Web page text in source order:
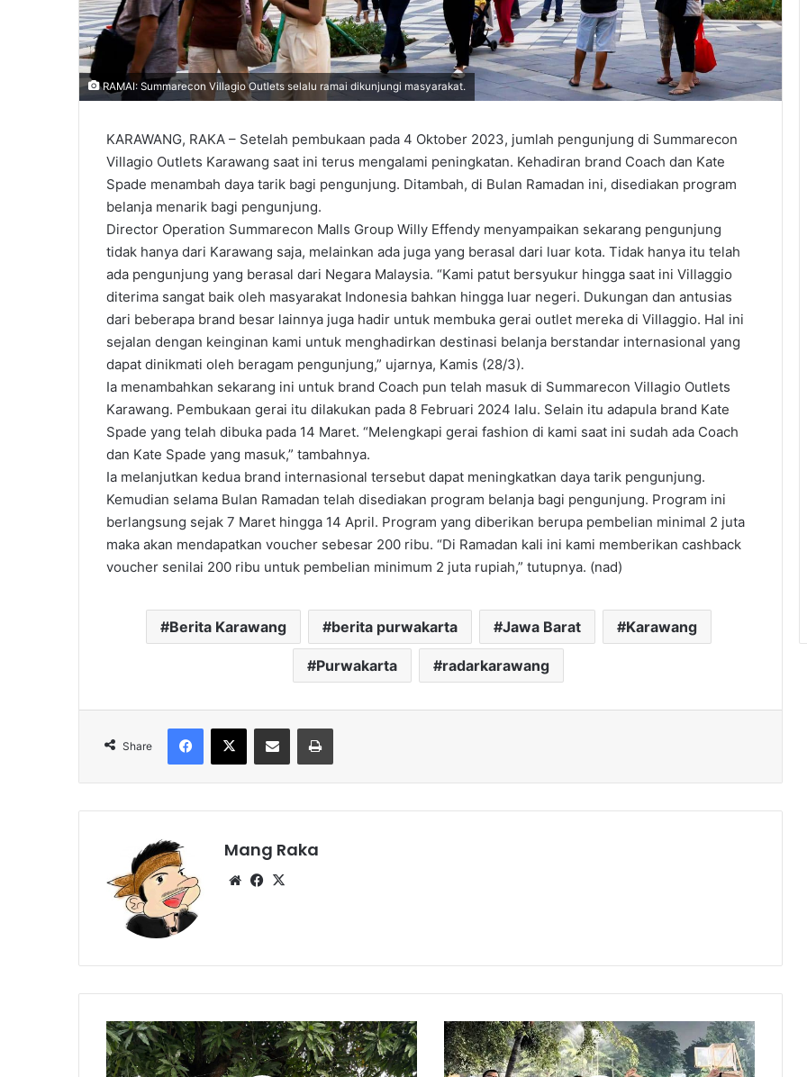
RAMAI: Summarecon Villagio Outlets selalu ramai dikunjungi masyarakat.
KARAWANG, RAKA – Setelah pembukaan pada 4 Oktober 2023, jumlah pengunjung di Summarecon
Villagio Outlets Karawang saat ini terus mengalami peningkatan. Kehadiran brand Coach dan Kate
Spade menambah daya tarik bagi pengunjung. Ditambah, di Bulan Ramadan ini, disediakan program
belanja menarik bagi pengunjung.
Director Operation Summarecon Malls Group Willy Effendy menyampaikan sekarang pengunjung
tidak hanya dari Karawang saja, melainkan ada juga yang berasal dari luar kota. Tidak hanya itu telah
ada pengunjung yang berasal dari Negara Malaysia. “Kami patut bersyukur hingga saat ini Villaggio
diterima sangat baik oleh masyarakat Indonesia bahkan hingga luar negeri. Dukungan dan antusias
dari beberapa brand besar lainnya juga hadir untuk membuka gerai outlet mereka di Villaggio. Hal ini
sejalan dengan keinginan kami untuk menghadirkan destinasi belanja berstandar internasional yang
dapat dinikmati oleh beragam pengunjung,” ujarnya, Kamis (28/3).
Ia menambahkan sekarang ini untuk brand Coach pun telah masuk di Summarecon Villagio Outlets
Karawang. Pembukaan gerai itu dilakukan pada 8 Februari 2024 lalu. Selain itu adapula brand Kate
Spade yang telah dibuka pada 14 Maret. “Melengkapi gerai fashion di kami saat ini sudah ada Coach
dan Kate Spade yang masuk,” tambahnya.
Ia melanjutkan kedua brand internasional tersebut dapat meningkatkan daya tarik pengunjung.
Kemudian selama Bulan Ramadan telah disediakan program belanja bagi pengunjung. Program ini
berlangsung sejak 7 Maret hingga 14 April. Program yang diberikan berupa pembelian minimal 2 juta
maka akan mendapatkan voucher sebesar 200 ribu. “Di Ramadan kali ini kami memberikan cashback
voucher senilai 200 ribu untuk pembelian minimum 2 juta rupiah,” tutupnya. (nad)
Berita Karawang berita purwakarta Jawa Barat Karawang
Purwakarta radarkarawang
Share
Facebook
X Share via Email Print
Mang Raka
WebsiteFacebook
Rantang
Siswa
SMAN
Tim
Aurora
Siap